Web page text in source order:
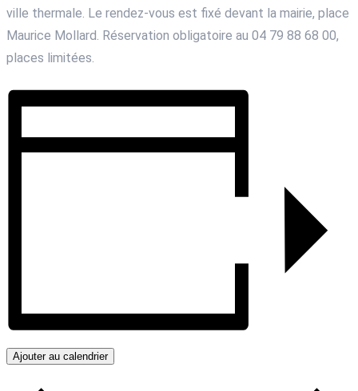
ville thermale. Le rendez-vous est fixé devant la mairie, place
Maurice Mollard. Réservation obligatoire au 04 79 88 68 00,
places limitées.
Ajouter au calendrier